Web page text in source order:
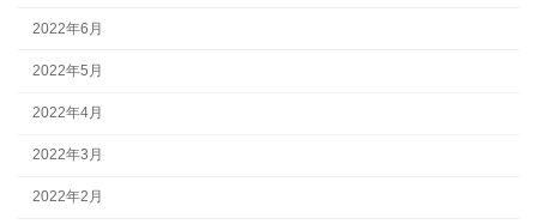
2022年6月
2022年5月
2022年4月
2022年3月
2022年2月